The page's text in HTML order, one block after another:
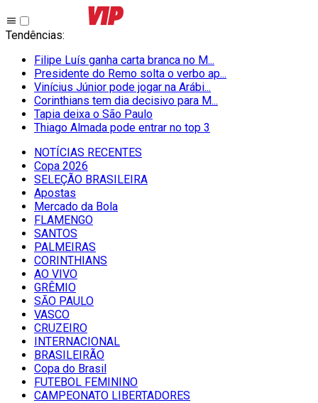
Tendências:
Filipe Luís ganha carta branca no M...
Presidente do Remo solta o verbo ap...
Vinícius Júnior pode jogar na Arábi...
Corinthians tem dia decisivo para M...
Tapia deixa o São Paulo
Thiago Almada pode entrar no top 3
NOTÍCIAS RECENTES
Copa 2026
SELEÇÃO BRASILEIRA
Apostas
Mercado da Bola
FLAMENGO
SANTOS
PALMEIRAS
CORINTHIANS
AO VIVO
GRÊMIO
SĀO PAULO
VASCO
CRUZEIRO
INTERNACIONAL
BRASILEIRÃO
Copa do Brasil
FUTEBOL FEMININO
CAMPEONATO LIBERTADORES